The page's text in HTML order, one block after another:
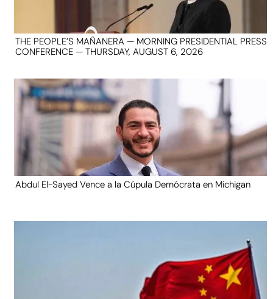
THE PEOPLE’S MAÑANERA — MORNING PRESIDENTIAL PRESS
CONFERENCE — THURSDAY, AUGUST 6, 2026
Abdul El-Sayed Vence a la Cúpula Demócrata en Michigan